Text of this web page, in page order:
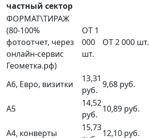
частный сектор
ФОРМАТ\ТИРАЖ
(80-100%
фотоотчет, через
онлайн-сервис
Геометка.рф)
ОТ 1
000
шт.
ОТ 2 000 шт.
А6, Евро, визитки
13,31
руб.
9,68 руб.
А5
14,52
руб.
10,89 руб.
А4, конверты
15,73
12,10 руб.